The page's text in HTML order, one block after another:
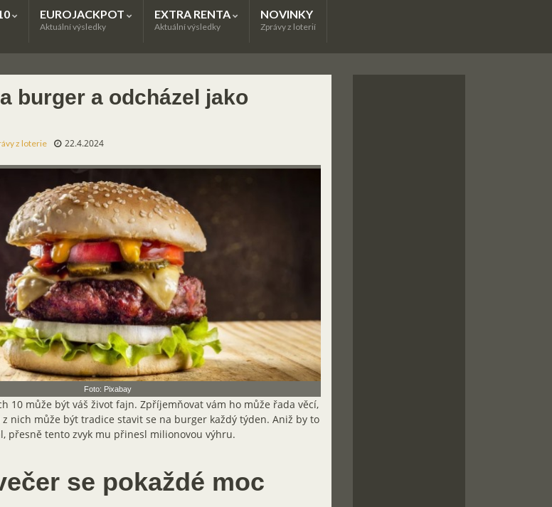
EUROJACKPOT
Aktuální výsledky
EXTRA RENTA
Aktuální výsledky
NOVINKY
Zprávy z loterií
burger a odcházel jako
z loterie 22.4.2024
Foto: Pixabay
10 může být váš život fajn. Zpříjemňovat vám ho může řada věcí,
nich může být tradice stavit se na burger každý týden. Aniž by to
přesně tento zvyk mu přinesl milionovou výhru.
se pokaždé moc